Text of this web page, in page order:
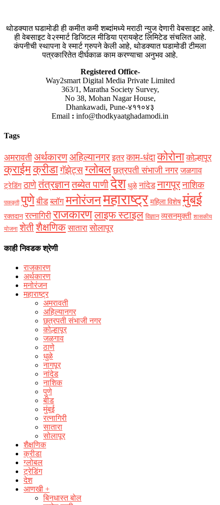
थोडक्यात घडामोडी ही कमीत कमी शब्दांमध्ये मराठी न्युज देणारी वेबसाइट आहे.
ही वेबसाइट वे२स्मार्ट डिजिटल मीडिया प्रायव्हेट लिमिटेड संचलित आहे.
कंपनीची स्थापना वे स्मार्ट ग्रुपने केली आहे, थोडक्यात घडामोडी टीमला
पत्रकारितेत दीर्घकाळ काम करण्याचा अनुभव आहे.
Registered Office-
Way2smart Digital Media Private Limited
363/1, Maratha Society Survey,
No 38, Mohan Nagar House,
Dhankawadi, Pune-४११०४३
Email : info@thodkyaatghadamodi.in
Tags
अमरावती अर्थकारणअहिल्यानगर इतर काम-धंदाकोरोना कोल्हापूर
क्राईमक्रीडागॅझेट्सग्लोबल छत्रपती संभाजी नगर जळगाव
ट्रेडिंग ठाणेतंत्रज्ञानतब्येत पाणीदेश धुळे नांदेड नागपूरनाशिक
पाककृती पुणे बीड ब्लॉग मनोरंजनमहाराष्ट्र महिला विशेष मुंबई
रक्‍तदान रत्नागिरी राजकारणलाइफ स्टाइल विज्ञान व्यसनमुक्ती शासकीय
योजना शेतीशैक्षणिक सातारा सोलापूर
काही निवडक श्रेणी
राजकारण
अर्थकारण
मनोरंजन
महाराष्ट्र
अमरावती
अहिल्यानगर
छत्रपती संभाजी नगर
कोल्हापूर
जळगाव
ठाणे
धुळे
नागपूर
नांदेड
नाशिक
पुणे
बीड
मुंबई
रत्नागिरी
सातारा
सोलापूर
शैक्षणिक
क्रीडा
ग्लोबल
ट्रेडिंग
देश
आणखी +
बिनधास्त बोल